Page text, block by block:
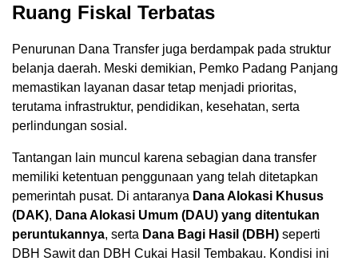
Ruang Fiskal Terbatas
Penurunan Dana Transfer juga berdampak pada struktur
belanja daerah. Meski demikian, Pemko Padang Panjang
memastikan layanan dasar tetap menjadi prioritas,
terutama infrastruktur, pendidikan, kesehatan, serta
perlindungan sosial.
Tantangan lain muncul karena sebagian dana transfer
memiliki ketentuan penggunaan yang telah ditetapkan
pemerintah pusat. Di antaranya Dana Alokasi Khusus
(DAK), Dana Alokasi Umum (DAU) yang ditentukan
peruntukannya, serta Dana Bagi Hasil (DBH) seperti
DBH Sawit dan DBH Cukai Hasil Tembakau. Kondisi ini